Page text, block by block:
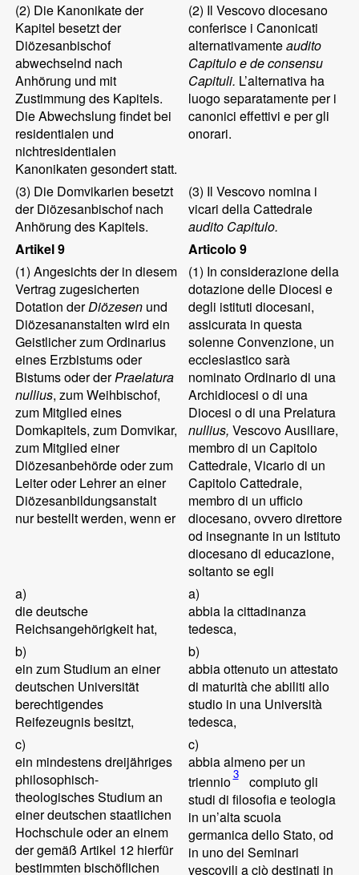
(2) Die Kanonikate der
Kapitel besetzt der
Diözesanbischof
abwechselnd nach
Anhörung und mit
Zustimmung des Kapitels.
Die Abwechslung findet bei
residentialen und
nichtresidentialen
Kanonikaten gesondert statt.
(2) Il Vescovo diocesano
conferisce i Canonicati
alternativamenteaudito
Capitulo e de consensu
Capituli. L’alternativa ha
luogo separatamente per i
canonici effettivi e per gli
onorari.
(3) Die Domvikarien besetzt
der Diözesanbischof nach
Anhörung des Kapitels.
(3) Il Vescovo nomina i
vicari della Cattedrale
audito Capitulo.
Artikel 9
Articolo 9
(1) Angesichts der in diesem
Vertrag zugesicherten
Dotation derDiözesen und
Diözesananstalten wird ein
Geistlicher zum Ordinarius
eines Erzbistums oder
Bistums oder derPraelatura
nullius, zum Weihbischof,
zum Mitglied eines
Domkapitels, zum Domvikar,
zum Mitglied einer
Diözesanbehörde oder zum
Leiter oder Lehrer an einer
Diözesanbildungsanstalt
nur bestellt werden, wenn er
(1) In considerazione della
dotazione delle Diocesi e
degli istituti diocesani,
assicurata in questa
solenne Convenzione, un
ecclesiastico sarà
nominato Ordinario di una
Archidiocesi o di una
Diocesi o di una Prelatura
nullius, Vescovo Ausiliare,
membro di un Capitolo
Cattedrale, Vicario di un
Capitolo Cattedrale,
membro di un ufficio
diocesano, ovvero direttore
od insegnante in un Istituto
diocesano di educazione,
soltanto se egli
a)
die deutsche
Reichsangehörigkeit hat,
a)
abbia la cittadinanza
tedesca,
b)
ein zum Studium an einer
deutschen Universität
berechtigendes
Reifezeugnis besitzt,
b)
abbia ottenuto un attestato
di maturità che abiliti allo
studio in una Università
tedesca,
c)
ein mindestens dreijähriges
philosophisch-
theologisches Studium an
einer deutschen staatlichen
Hochschule oder an einem
der gemäß Artikel 12 hierfür
bestimmten bischöflichen
c)
abbia almeno per un
triennio3
compiuto gli
studi di filosofia e teologia
in un’alta scuola
germanica dello Stato, od
in uno dei Seminari
vescovili a ciò destinati in